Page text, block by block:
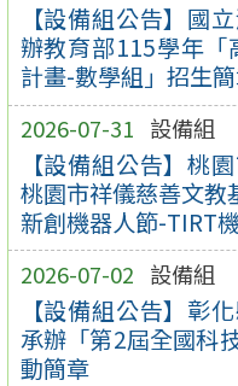
【設備組公告】國
辦教育部115學年「
計畫-數學組」招生
2026-07-31 設備組
【設備組公告】桃
桃園市祥儀慈善文教
新創機器人節-TIRT
2026-07-02 設備組
【設備組公告】彰
承辦「第2屆全國科
動簡章